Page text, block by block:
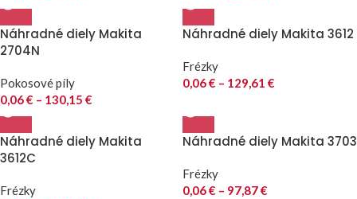
Náhradné diely Makita
2704N
Pokosové píly
0,06€ – 130,15 €
Náhradné diely Makita 3612
Frézky
0,06€ – 129,61 €
Náhradné diely Makita
3612C
Frézky
Náhradné diely Makita 3703
Frézky
0,06€ – 97,87€